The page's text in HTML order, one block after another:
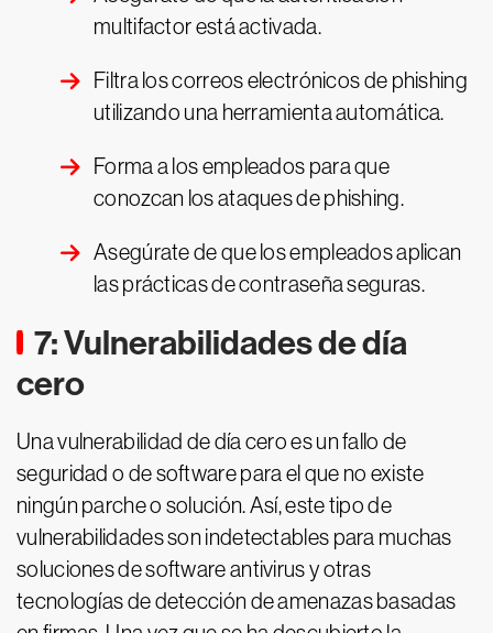
multifactor está activada.
Filtra los correos electrónicos de phishing
utilizando una herramienta automática.
Forma a los empleados para que
conozcan los ataques de phishing.
Asegúrate de que los empleados aplican
las prácticas de contraseña seguras.
7: Vulnerabilidades de día
cero
Una vulnerabilidad de día cero es un fallo de
seguridad o de software para el que no existe
ningún parche o solución. Así, este tipo de
vulnerabilidades son indetectables para muchas
soluciones de software antivirus y otras
tecnologías de detección de amenazas basadas